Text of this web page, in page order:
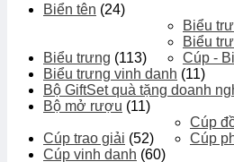
Biển tên (24)
Biểu trưng (113)
Biểu
Biểu
Cúp -
Biểu trưng vinh danh (11)
Bộ GiftSet quà tặng doanh
Bộ mở rượu (11)
Cúp trao giải (52)
Cúp
Cúp
Cúp vinh danh (60)